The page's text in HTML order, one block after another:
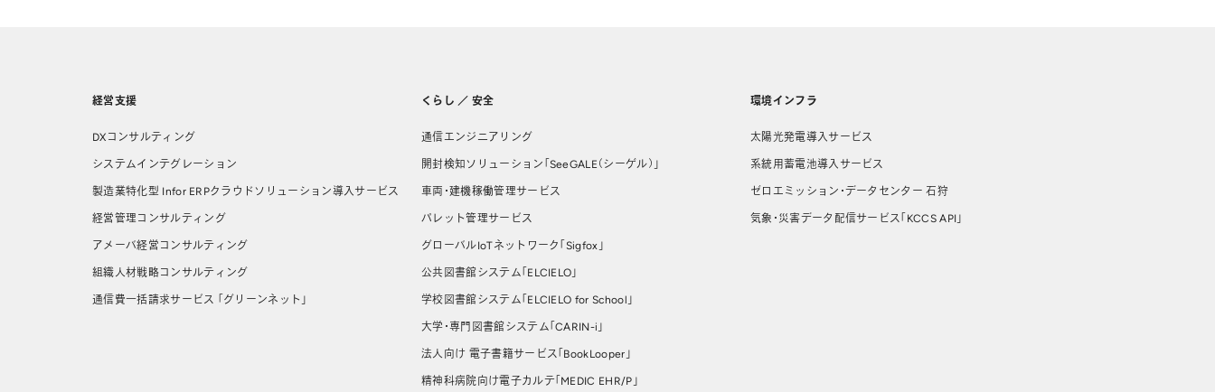
経営支援
DXコンサルティング
システムインテグレーション
製造業特化型 Infor ERPクラウドソリューション導⼊サービス
経営管理コンサルティング
アメーバ経営コンサルティング
組織人材戦略コンサルティング
通信費一括請求サービス 「グリーンネット」
くらし ／ 安全
通信エンジニアリング
開封検知ソリューション「SeeGALE（シーゲル）」
車両・建機稼働管理サービス
パレット管理サービス
グローバルIoTネットワーク「Sigfox」
公共図書館システム「ELCIELO」
学校図書館システム「ELCIELO for School」
大学・専門図書館システム「CARIN-i」
法人向け 電子書籍サービス「BookLooper」
精神科病院向け電子カルテ「MEDIC EHR/P」
環境インフラ
太陽光発電導入サービス
系統用蓄電池導入サービス
ゼロエミッション・データセンター 石狩
気象・災害データ配信サービス「KCCS API」